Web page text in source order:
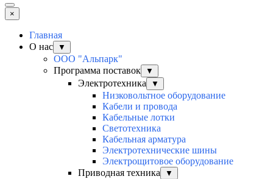
×
Главная
О нас
▼
ООО "Альпарк"
Программа поставок
▼
Электротехника ▼
Низковольтное оборудование
Кабели и провода
Кабельные лотки
Светотехника
Кабельная арматура
Электротехнические шины
Электрощитовое оборудование
Приводная техника
▼